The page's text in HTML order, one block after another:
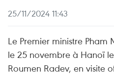
25/11/2024 11:43
Le Premier ministre
le 25 novembre à Hanoï
Roumen Radev, en visite